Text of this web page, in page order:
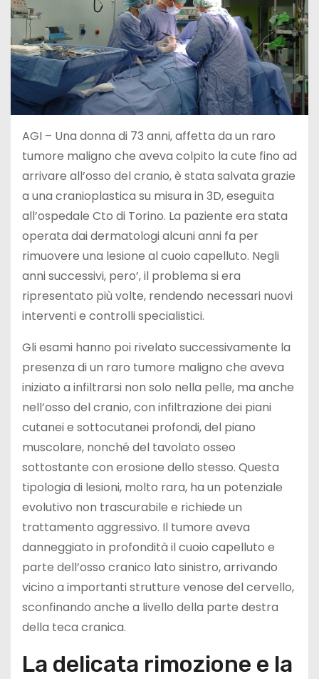
AGI – Una donna di 73 anni, affetta da un raro
tumore maligno che aveva colpito la cute fino ad
arrivare all’osso del cranio, è stata salvata grazie
a una cranioplastica su misura in 3D, eseguita
all’ospedale Cto di Torino. La paziente era stata
operata dai dermatologi alcuni anni fa per
rimuovere una lesione al cuoio capelluto. Negli
anni successivi, pero’, il problema si era
ripresentato più volte, rendendo necessari nuovi
interventi e controlli specialistici.
Gli esami hanno poi rivelato successivamente la
presenza di un raro tumore maligno che aveva
iniziato a infiltrarsi non solo nella pelle, ma anche
nell’osso del cranio, con infiltrazione dei piani
cutanei e sottocutanei profondi, del piano
muscolare, nonché del tavolato osseo
sottostante con erosione dello stesso. Questa
tipologia di lesioni, molto rara, ha un potenziale
evolutivo non trascurabile e richiede un
trattamento aggressivo. Il tumore aveva
danneggiato in profondità il cuoio capelluto e
parte dell’osso cranico lato sinistro, arrivando
vicino a importanti strutture venose del cervello,
sconfinando anche a livello della parte destra
della teca cranica.
La delicata rimozione e la